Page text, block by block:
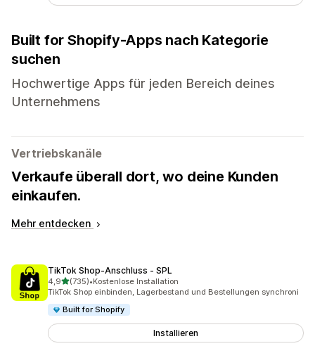
Built for Shopify-Apps nach Kategorie
suchen
Hochwertige Apps für jeden Bereich deines
Unternehmens
Vertriebskanäle
Verkaufe überall dort, wo deine Kunden
einkaufen.
Mehr entdecken
TikTok Shop‑Anschluss ‑ SPL
4,9von 5 Sternen
(735)
735 Rezensionen insgesamt
•Kostenlose Installation
TikTok Shop einbinden, Lagerbestand und Bestellungen synchroni
Built for Shopify
Installieren